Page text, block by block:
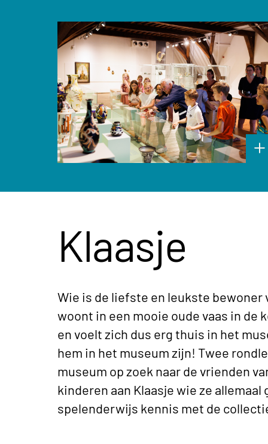
Klaasje
Wie is de liefste en leukste bewoner
woont in een mooie oude vaas in de
en voelt zich dus erg thuis in het
hem in het museum zijn! Twee
museum op zoek naar de vrienden
kinderen aan Klaasje wie ze
spelenderwijs kennis met de